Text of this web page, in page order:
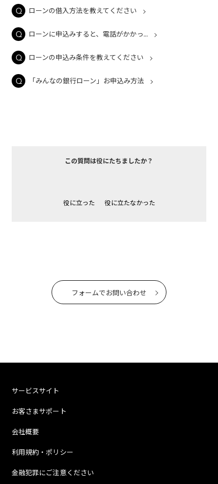
ローンの借入方法を教えてください
ローンに申込みすると、電話がかかっ...
ローンの申込み条件を教えてください
「みんなの銀行ローン」お申込み方法
この質問は役にたちましたか？
役に立った 役に立たなかった
フォームでお問い合わせ
サービスサイト
お客さまサポート
会社概要
利用規約・ポリシー
金融犯罪にご注意ください